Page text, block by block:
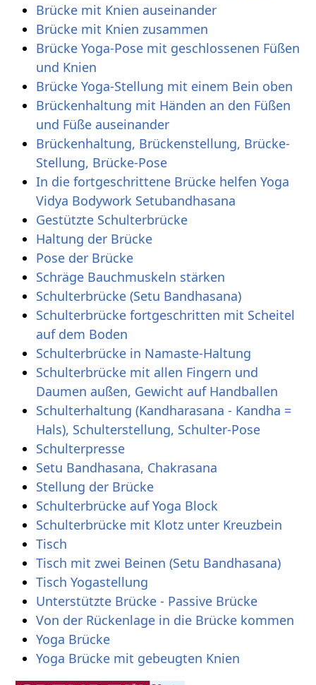
Brücke mit Knien auseinander
Brücke mit Knien zusammen
Brücke Yoga-Pose mit geschlossenen Füßen
und Knien
Brücke Yoga-Stellung mit einem Bein oben
Brückenhaltung mit Händen an den Füßen
und Füße auseinander
Brückenhaltung, Brückenstellung, Brücke-
Stellung, Brücke-Pose
In die fortgeschrittene Brücke helfen Yoga
Vidya Bodywork Setubandhasana
Gestützte Schulterbrücke
Haltung der Brücke
Pose der Brücke
Schräge Bauchmuskeln stärken
Schulterbrücke (Setu Bandhasana)
Schulterbrücke fortgeschritten mit Scheitel
auf dem Boden
Schulterbrücke in Namaste-Haltung
Schulterbrücke mit allen Fingern und
Daumen außen, Gewicht auf Handballen
Schulterhaltung (Kandharasana - Kandha =
Hals), Schulterstellung, Schulter-Pose
Schulterpresse
Setu Bandhasana, Chakrasana
Stellung der Brücke
Schulterbrücke auf Yoga Block
Schulterbrücke mit Klotz unter Kreuzbein
Tisch
Tisch mit zwei Beinen (Setu Bandhasana)
Tisch Yogastellung
Unterstützte Brücke - Passive Brücke
Von der Rückenlage in die Brücke kommen
Yoga Brücke
Yoga Brücke mit gebeugten Knien